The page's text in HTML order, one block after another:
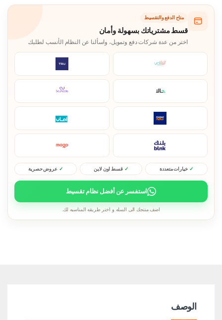
متاح الدفع والتقسيط
قسط مشترياتك بسهولة وأمان
اختر من عدة شركات دفع وتمويل، واسألنا عن النظام الأنسب لطلبك.
خيارات متعددة قسط اون لاين عروض حصرية
استفسر عن أفضل نظام تقسيط
اضف منتجك الى السله و اختر طريقه المناسبه لك.
الوصف